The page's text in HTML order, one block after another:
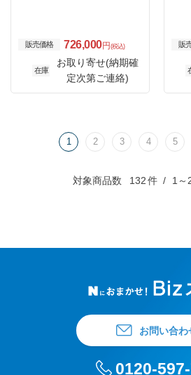
販売価格 726,000円 (税込)
在庫
お取り寄せ(納期確
定次第ご連絡)
販
対象商品数 132件 1～
1 2 3 4 5
お問い合わ
0120-